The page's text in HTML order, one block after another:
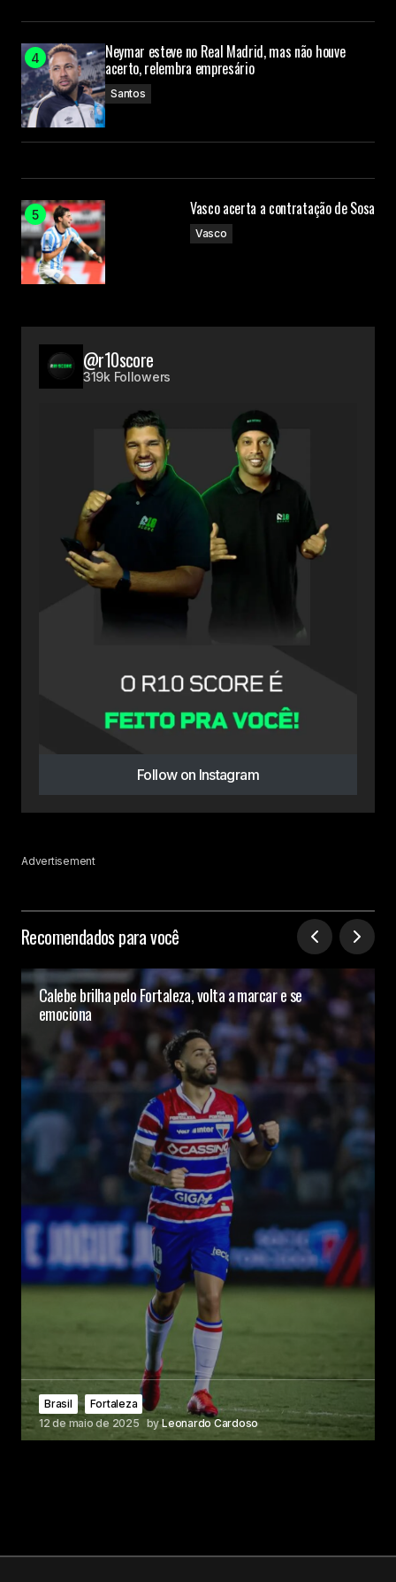
Neymar esteve no Real Madrid, mas não houve
acerto, relembra empresário
Santos
Vasco acerta a contratação de Sosa
Vasco
@r10score
319k Followers
Follow on Instagram
Advertisement
Recomendados para você
Calebe brilha pelo Fortaleza, volta a marcar e se
emociona
Brasil
Fortaleza
12 de maio de 2025 byLeonardo Cardoso